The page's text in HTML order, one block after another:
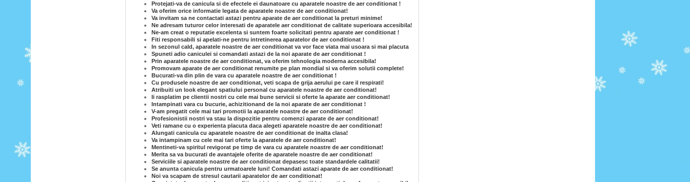
Protejati-va de canicula si de efectele ei daunatoare cu aparatele noastre de aer conditionat !
Va oferim orice informatie legata de aparatele noastre de aer conditionat!
Va invitam sa ne contactati astazi pentru aparate de aer conditionat la preturi minime!
Ne adresam tuturor celor interesati de aparatele aer conditionat de calitate superioara accesibila!
Ne-am creat o reputatie excelenta si suntem foarte solicitati pentru aparate aer conditionat !
Fiti responsabili si apelati-ne pentru intretinerea aparatelor de aer conditionat !
In sezonul cald, aparatele noastre de aer conditionat va vor face viata mai usoara si mai placuta
Spuneti adio caniculei si comandati astazi de la noi aparate de aer conditionat !
Prin aparatele noastre de aer conditionat, va oferim tehnologia moderna accesibila!
Promovam aparate de aer conditionat renumite pe plan mondial si va oferim solutii complete!
Bucurati-va din plin de vara cu aparatele noastre de aer conditionat !
Cu produsele noastre de aer conditionat, veti scapa de grija aerului pe care il respirati!
Atribuiti un look elegant spatiului personal cu aparatele noastre de aer conditionat!
Ii rasplatim pe clientii nostri cu cele mai bune servicii si oferte la aparate aer conditionat!
Intampinati vara cu bucurie, achizitionand de la noi aparate de aer conditionat !
V-am pregatit cele mai tari promotii la aparatele noastre de aer conditionat!
Profesionistii nostri va stau la dispozitie pentru comenzi aparate de aer conditionat!
Veti ramane cu o experienta placuta daca alegeti aparatele noastre de aer conditionat!
Alungati canicula cu aparatele noastre de aer conditionat de inalta clasa!
Va intampinam cu cele mai tari oferte la aparatele de aer conditionat!
Mentineti-va spiritul revigorat pe timp de vara cu aparatele noastre de aer conditionat!
Merita sa va bucurati de avantajele oferite de aparatele noastre de aer conditionat!
Serviciile si aparatele noastre de aer conditionat depasesc toate standardele calitatii!
Se anunta canicula pentru urmatoarele luni! Comandati astazi aparate de aer conditionat!
Noi va scapam de stresul cautarii aparatelor de aer conditionat!